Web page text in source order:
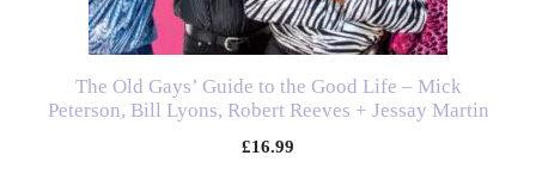
The Old Gays’ Guide to the Good Life – Mick
Peterson, Bill Lyons, Robert Reeves + Jessay Martin
£16.99